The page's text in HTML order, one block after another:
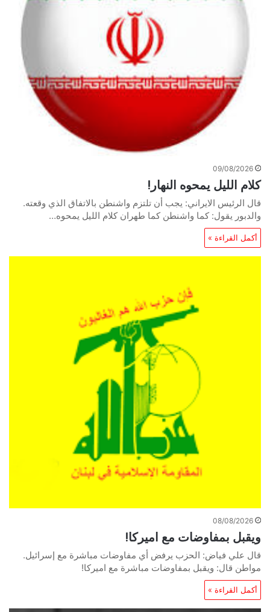
09/08/2026
كلام الليل يمحوه النهار!
قال الرئيس الايراني: يجب أن تلتزم واشنطن بالاتفاق الذي وقعته.
والدبور يقول: كما واشنطن كما طهران كلام الليل يمحوه…
أكمل القراءة »
08/08/2026
ويقبل بمفاوضات مع اميركا!
قال علي فياض: الحزب يرفض أي مفاوضات مباشرة مع إسرائيل.
مواطن قال: ويقبل بمفاوضات مباشرة مع اميركا!
أكمل القراءة »